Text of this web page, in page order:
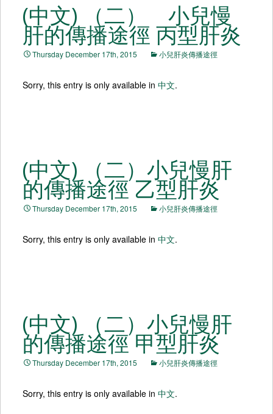
(中文) （二） 小兒慢
肝的傳播途徑 丙型肝炎
Thursday December 17th, 2015 小兒肝炎傳播途徑
Sorry, this entry is only available in 中文.
(中文) （二）小兒慢肝
的傳播途徑 乙型肝炎
Thursday December 17th, 2015 小兒肝炎傳播途徑
Sorry, this entry is only available in 中文.
(中文) （二）小兒慢肝
的傳播途徑 甲型肝炎
Thursday December 17th, 2015 小兒肝炎傳播途徑
Sorry, this entry is only available in 中文.